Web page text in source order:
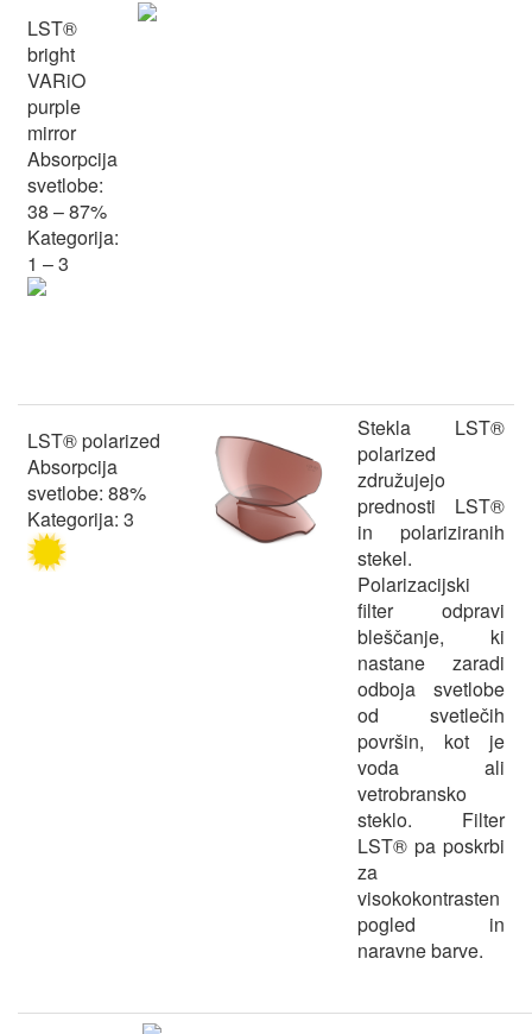
LST®
bright
VARiO
purple
mirror
Absorpcija
svetlobe:
38 – 87%
Kategorija:
1 – 3
LST® polarized
Absorpcija
svetlobe: 88%
Kategorija: 3
Stekla LST®
polarized
združujejo
prednosti LST®
in polariziranih
stekel.
Polarizacijski
filter odpravi
bleščanje, ki
nastane zaradi
odboja svetlobe
od svetlečih
površin, kot je
voda ali
vetrobransko
steklo. Filter
LST® pa poskrbi
za
visokokontrasten
pogled in
naravne barve.